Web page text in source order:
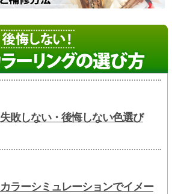
失敗しない・後悔しない色選び
カラーシミュレーションでイメー